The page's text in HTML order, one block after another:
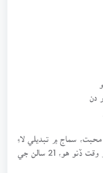
دن
سماج ۾ تبديلي لاءِ
جاکوڙ ۽ زندگي گذارڻ لاءِ ٿورڙو وقت ڏنو هو، 21 سالن جي